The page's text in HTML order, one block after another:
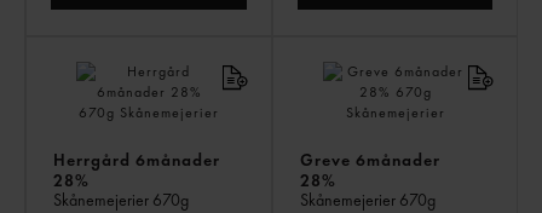
Herrgård 6månader
28%
Skånemejerier 670g
Greve 6månader
28%
Skånemejerier 670g